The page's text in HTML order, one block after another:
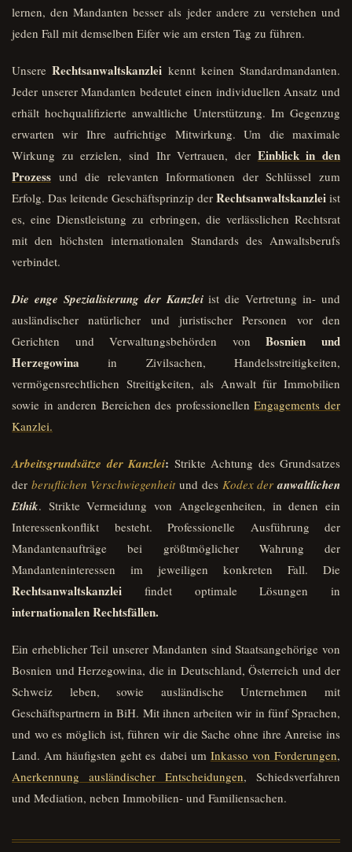
lernen, den Mandanten besser als jeder andere zu verstehen und
jeden Fall mit demselben Eifer wie am ersten Tag zu führen.
UnsereRechtsanwaltskanzlei kennt keinen Standardmandanten.
Jeder unserer Mandanten bedeutet einen individuellen Ansatz und
erhält hochqualifizierte anwaltliche Unterstützung. Im Gegenzug
erwarten wir Ihre aufrichtige Mitwirkung. Um die maximale
Wirkung zu erzielen, sind Ihr Vertrauen, der Einblick in den
Prozess und die relevanten Informationen der Schlüssel zum
Erfolg. Das leitende Geschäftsprinzip der Rechtsanwaltskanzlei ist
es, eine Dienstleistung zu erbringen, die verlässlichen Rechtsrat
mit den höchsten internationalen Standards des Anwaltsberufs
verbindet.
Die enge Spezialisierung der Kanzleiist die Vertretung in- und
ausländischer natürlicher und juristischer Personen vor den
Gerichten und Verwaltungsbehörden vonBosnien und
Herzegowina in Zivilsachen, Handelsstreitigkeiten,
vermögensrechtlichen Streitigkeiten, als Anwalt für Immobilien
sowie in anderen Bereichen des professionellenEngagements der
Kanzlei.
Arbeitsgrundsätze der Kanzlei: Strikte Achtung des Grundsatzes
der beruflichen Verschwiegenheitund des Kodex deranwaltlichen
Ethik. Strikte Vermeidung von Angelegenheiten, in denen ein
Interessenkonflikt besteht. Professionelle Ausführung der
Mandantenaufträge bei größtmöglicher Wahrung der
Mandanteninteressen im jeweiligen konkreten Fall. Die
Rechtsanwaltskanzlei findet optimale Lösungen in
internationalen Rechtsfällen.
Ein erheblicher Teil unserer Mandanten sind Staatsangehörige von
Bosnien und Herzegowina, die in Deutschland, Österreich und der
Schweiz leben, sowie ausländische Unternehmen mit
Geschäftspartnern in BiH. Mit ihnen arbeiten wir in fünf Sprachen,
und wo es möglich ist, führen wir die Sache ohne ihre Anreise ins
Land. Am häufigsten geht es dabei um Inkasso von Forderungen,
Anerkennung ausländischer Entscheidungen, Schiedsverfahren
und Mediation, neben Immobilien- und Familiensachen.